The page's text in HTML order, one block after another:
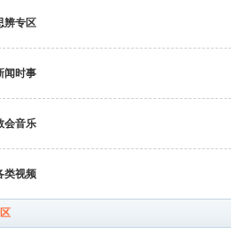
辨专区
闻时事
会音乐
类视频